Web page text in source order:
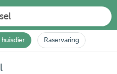
huisdier Raservaring